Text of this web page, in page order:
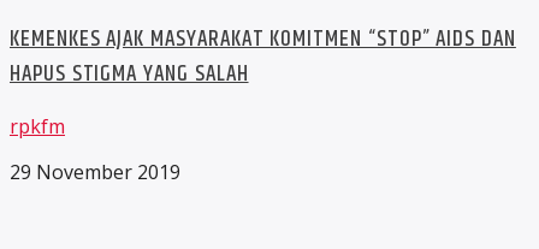
KEMENKES AJAK MASYARAKAT KOMITMEN “STOP” AIDS DAN
HAPUS STIGMA YANG SALAH
rpkfm
29 November 2019